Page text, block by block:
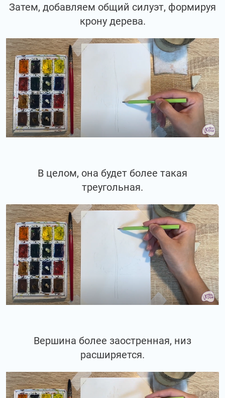
Затем, добавляем общий силуэт, формируя
крону дерева.
В целом, она будет более такая
треугольная.
Вершина более заостренная, низ
расширяется.